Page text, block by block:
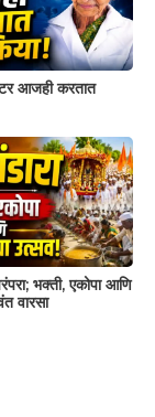
आजही करतात
भक्ती, एकोपा आणि
वारसा